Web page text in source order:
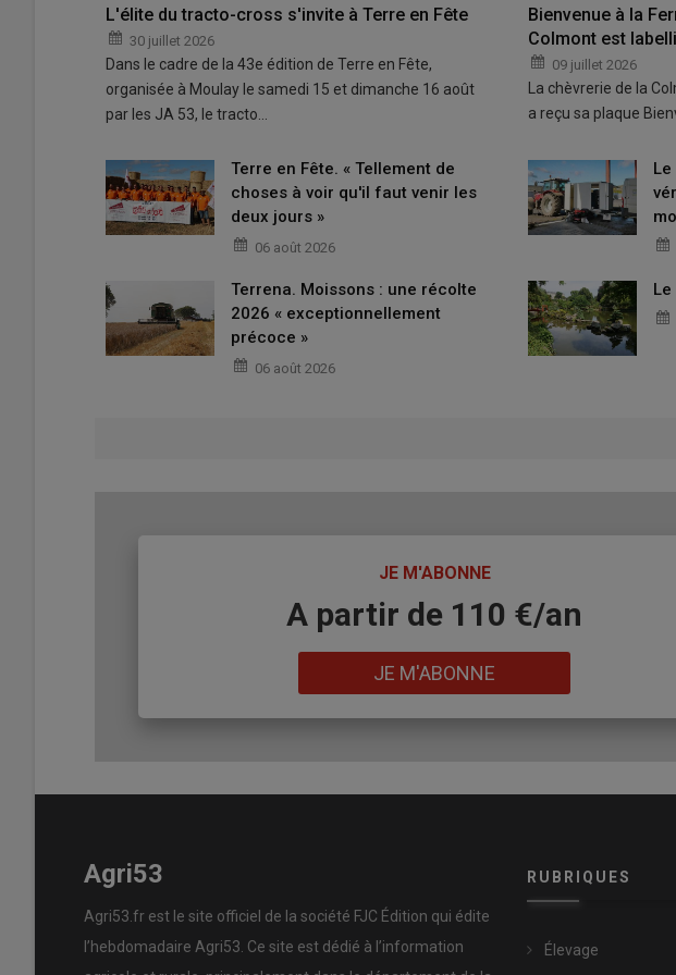
L'élite du tracto-cross s'invite à Terre en Fête
30 juillet 2026
Dans le cadre de la 43e édition de Terre en Fête,
organisée à Moulay le samedi 15 et dimanche 16 août
par les JA 53, le tracto…
Bienvenue à la
Colmont est
09 juillet 2026
La chèvrerie de la
a reçu sa plaque
Terre en Fête. « Tellement de
choses à voir qu'il faut venir les
deux jours »
06 août 2026
Terrena. Moissons : une récolte
2026 « exceptionnellement
précoce »
06 août 2026
JE M'ABONNE
A partir de 110 €/an
JE M'ABONNE
Agri53
Agri53.fr est le site officiel de la société FJC Édition qui édite
l’hebdomadaire Agri53. Ce site est dédié à l’information
RUBRIQUES
Élevage